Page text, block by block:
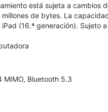
está sujeta a cambios
de bytes. La
(16.ª generación). Sujeto
MIMO, Bluetooth 5.3